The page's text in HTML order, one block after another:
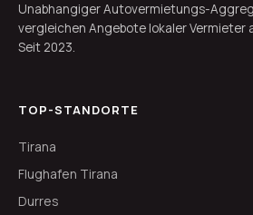
Unabhangiger Autovermietungs-
vergleichen Angebote lokaler Vermieter
Seit 2023.
TOP-STANDORTE
Tirana
Flughafen Tirana
Durres